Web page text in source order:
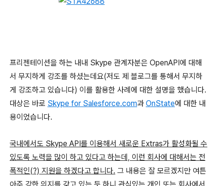
프리젠테이션을 하는 내내 Skype 관계자분은 OpenAPI에 대해
서 무지하게 강조를 하셨는데요(저도 제 블로그를 통해서 무지하
게 강조하고 있습니다) 이를 활용한 사례에 대한 설명을 했습니다.
대상은 바로 Skype for Salesforce.com과 OnState에 대한 내
용이었습니다.
국내에서도 Skype API를 이용해서 새로운 Extras가 활성화될 수
있도록 노력을 많이 하고 있다고 하는데, 이런 회사에 대해서는 전
폭적인(?) 지원을 하겠다고 합니다. 그 내용은 잘 모르겠지만 여튼